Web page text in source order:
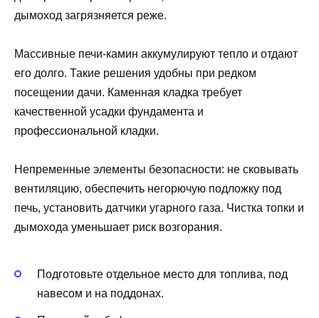
дымоход загрязняется реже.
Массивные печи-камин аккумулируют тепло и отдают
его долго. Такие решения удобны при редком
посещении дачи. Каменная кладка требует
качественной усадки фундамента и
профессиональной кладки.
Непременные элементы безопасности: не сковывать
вентиляцию, обеспечить негорючую подложку под
печь, установить датчики угарного газа. Чистка топки и
дымохода уменьшает риск возгорания.
Подготовьте отдельное место для топлива, под
навесом и на поддонах.